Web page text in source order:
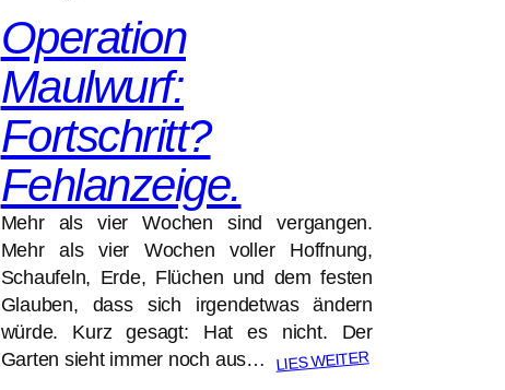
Operation
Maulwurf:
Fortschritt?
Fehlanzeige.
Mehr als vier Wochen sind vergangen.
Mehr als vier Wochen voller Hoffnung,
Schaufeln, Erde, Flüchen und dem festen
Glauben, dass sich irgendetwas ändern
würde. Kurz gesagt: Hat es nicht. Der
Garten sieht immer noch aus… LIES WEITER